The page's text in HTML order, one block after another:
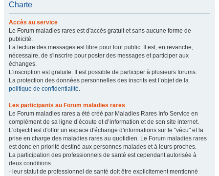
Charte
Accès au service
Le Forum maladies rares est d'accès gratuit et sans aucune forme de
publicité.
La lecture des messages est libre pour tout public. Il est, en revanche,
nécessaire, de s'inscrire pour poster des messages et participer aux
échanges.
L'inscription est gratuite. Il est possible de participer à plusieurs forums.
La protection des données personnelles des inscrits est l’objet de la
politique de confidentialité.
Les participants au Forum maladies rares
Le Forum maladies rares a été créé par Maladies Rares Info Service en
complément de sa ligne d’écoute et d’information et de son site internet.
L'objectif est d'offrir un espace d'échange d'informations sur le "vécu" et la
prise en charge des maladies rares au quotidien. Le Forum maladies rares
est donc en priorité destiné aux personnes malades et à leurs proches.
La participation des professionnels de santé est cependant autorisée à
deux conditions :
- leur statut de professionnel de santé doit être explicitement mentionné